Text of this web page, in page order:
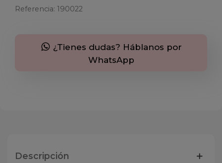
Referencia: 190022
¿Tienes dudas? Háblanos por
WhatsApp
Descripción